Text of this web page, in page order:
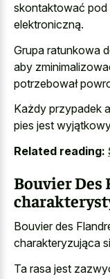
skontaktować
elektroniczną.
Grupa ratunkowa
aby
potrzebował
Każdy przypadek
pies jest
Related reading:
Bouvier Des
Bouvier des
charakteryzująca
Ta rasa jest